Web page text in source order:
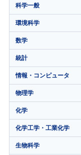
科学一般
環境科学
数学
統計
情報・コンピュータ
物理学
化学
化学工学・工業化学
生物科学